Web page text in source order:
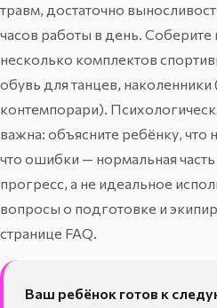
травм, достаточно
часов работы в день.
несколько комплектов
обувь для танцев,
контемпорари).
важна: объясните ребёнку, что
что ошибки — нормальная часть
прогресс, а не идеальное
вопросы о подготовке и
странице FAQ.
Ваш ребёнок готов к